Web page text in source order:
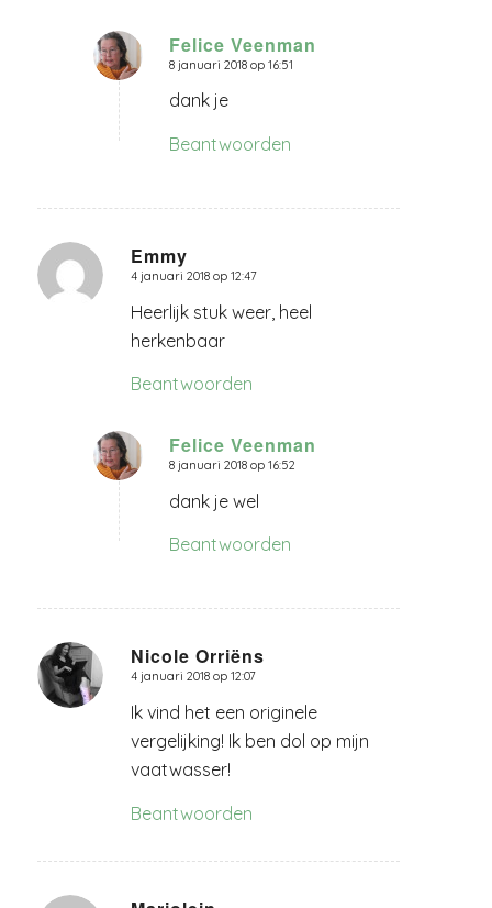
Felice Veenman
zegt:
8 januari 2018 op 16:51
dank je
Beantwoorden
Emmy
zegt:
4 januari 2018 op 12:47
Heerlijk stuk weer, heel
herkenbaar
Beantwoorden
Felice Veenman
zegt:
8 januari 2018 op 16:52
dank je wel
Beantwoorden
Nicole Orriëns
zegt:
4 januari 2018 op 12:07
Ik vind het een originele
vergelijking! Ik ben dol op mijn
vaatwasser!
Beantwoorden